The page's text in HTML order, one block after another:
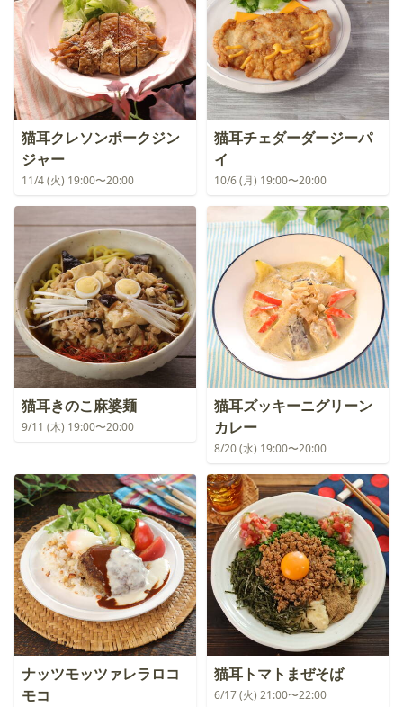
猫耳クレソンポークジン
ジャー
11/4 (火) 19:00〜20:00
猫耳チェダーダージーパ
イ
10/6 (月) 19:00〜20:00
猫耳きのこ麻婆麺
9/11 (木) 19:00〜20:00
猫耳ズッキーニグリーン
カレー
8/20 (水) 19:00〜20:00
ナッツモッツァレラロコ
モコ
猫耳トマトまぜそば
6/17 (火) 21:00〜22:00